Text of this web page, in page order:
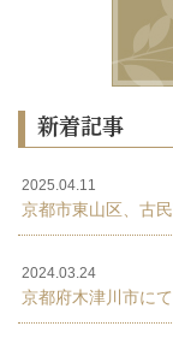
新着記事
2025.04.11
京都市東山区、古
2024.03.24
京都府木津川市に